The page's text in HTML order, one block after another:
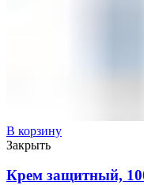
В корзину
Закрыть
Крем защитный,